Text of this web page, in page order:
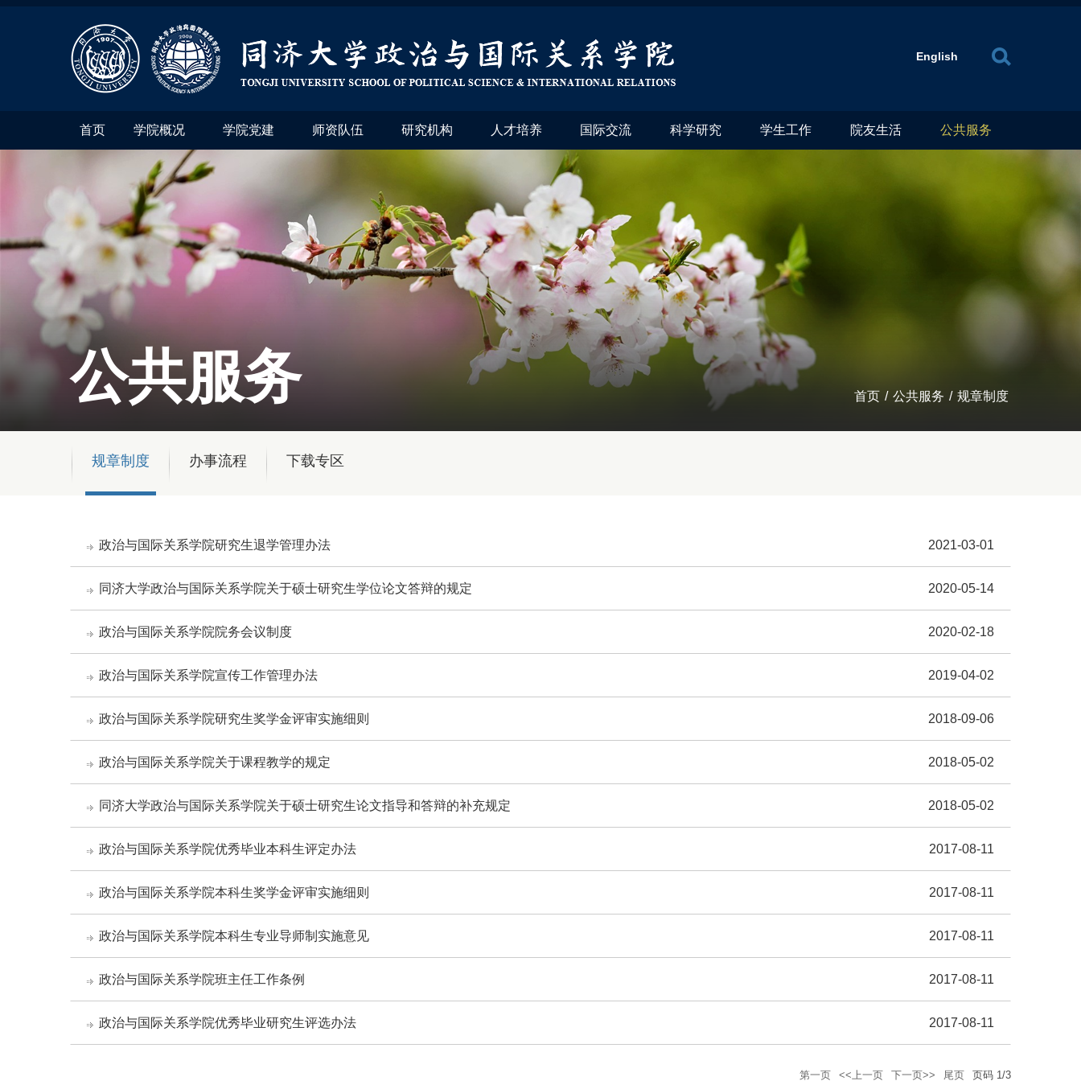
English
首页 学院概况 学院党建 师资队伍 研究机构 人才培养 国际交流 科学研究 学生工作 院友生活 公共服务
公共服务 首页 / 公共服务 / 规章制度
规章制度 办事流程 下载专区
政治与国际关系学院研究生退学管理办法 2021-03-01
同济大学政治与国际关系学院关于硕士研究生学位论文答辩的规定 2020-05-14
政治与国际关系学院院务会议制度 2020-02-18
政治与国际关系学院宣传工作管理办法 2019-04-02
政治与国际关系学院研究生奖学金评审实施细则 2018-09-06
政治与国际关系学院关于课程教学的规定 2018-05-02
同济大学政治与国际关系学院关于硕士研究生论文指导和答辩的补充规定 2018-05-02
政治与国际关系学院优秀毕业本科生评定办法 2017-08-11
政治与国际关系学院本科生奖学金评审实施细则 2017-08-11
政治与国际关系学院本科生专业导师制实施意见 2017-08-11
政治与国际关系学院班主任工作条例 2017-08-11
政治与国际关系学院优秀毕业研究生评选办法 2017-08-11
第一页 <<上一页 下一页>> 尾页 页码 1/3